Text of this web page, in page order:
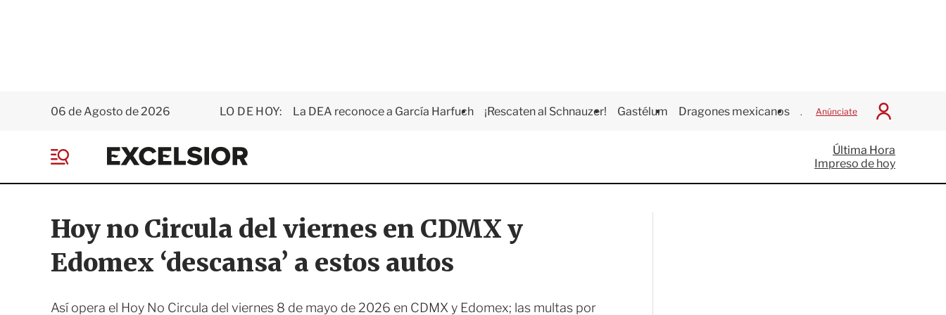
06 de Agosto de 2026 LO DE HOY: La DEA reconoce a García Harfuch ¡Rescaten al Schnauzer! Gastélum Dragones mexicanos Juegos Centroamericanos
Anúnciate
I
c
i
a
E
x
e
s
i
o
r
e
Última Hora
Impreso de hoy
Hoy no Circula del viernes en CDMX y
Edomex ‘descansa’ a estos autos
Así opera el Hoy No Circula del viernes 8 de mayo de 2026 en CDMX y Edomex; las multas por